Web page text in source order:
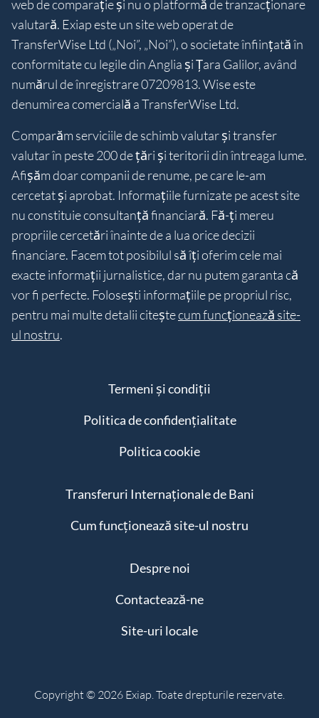
web de comparație și nu o platformă de tranzacționare
valutară. Exiap este un site web operat de
TransferWise Ltd („Noi”, „Noi”), o societate înființată în
conformitate cu legile din Anglia și Țara Galilor, având
numărul de înregistrare 07209813. Wise este
denumirea comercială a TransferWise Ltd.
Comparăm serviciile de schimb valutar și transfer
valutar în peste 200 de țări și teritorii din întreaga lume.
Afișăm doar companii de renume, pe care le-am
cercetat și aprobat. Informațiile furnizate pe acest site
nu constituie consultanță financiară. Fă-ți mereu
propriile cercetări înainte de a lua orice decizii
financiare. Facem tot posibilul să îți oferim cele mai
exacte informații jurnalistice, dar nu putem garanta că
vor fi perfecte. Folosești informațiile pe propriul risc,
pentru mai multe detalii citeștecum funcționează site-
ul nostru.
Termeni și condiții
Politica de confidențialitate
Politica cookie
Transferuri Internaționale de Bani
Cum funcționează site-ul nostru
Despre noi
Contactează-ne
Site-uri locale
Copyright © 2026 Exiap. Toate drepturile rezervate.